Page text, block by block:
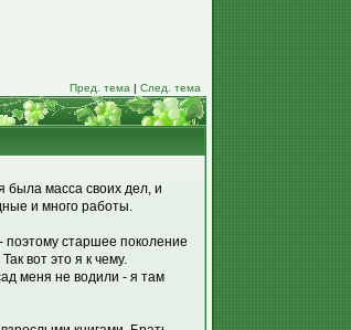
Пред. тема | След. тема
была масса своих дел, и
и много работы.
поэтому старшее поколение
вот это я к чему.
меня не водили - я там